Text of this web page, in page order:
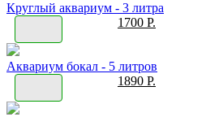
Круглый аквариум - 3 литра
1700 Р.
Аквариум бокал - 5 литров
1890 Р.